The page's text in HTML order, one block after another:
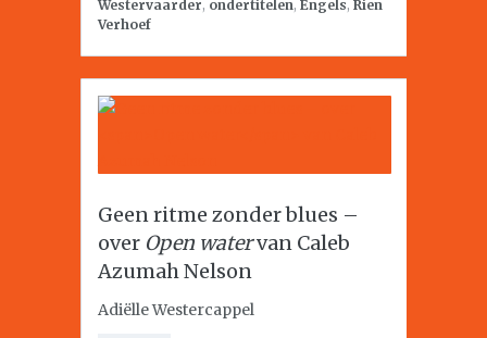
Westervaarder, ondertitelen, Engels, Rien
Verhoef
Geen ritme zonder blues –
over Open watervan Caleb
Azumah Nelson
Adiëlle Westercappel